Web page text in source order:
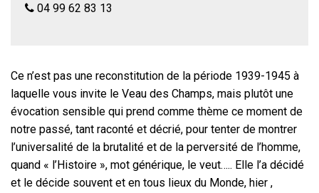
04 99 62 83 13
Ce n’est pas une reconstitution de la période 1939-1945 à
laquelle vous invite le Veau des Champs, mais plutôt une
évocation sensible qui prend comme thème ce moment de
notre passé, tant raconté et décrié, pour tenter de montrer
l’universalité de la brutalité et de la perversité de l’homme,
quand « l’Histoire », mot générique, le veut….. Elle l’a décidé
et le décide souvent et en tous lieux du Monde, hier ,